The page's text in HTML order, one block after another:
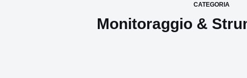
CATEGORIA
Monitoraggio &